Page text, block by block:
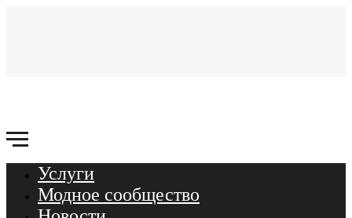
Связаться
Услуги
Услуги
Модное сообщество